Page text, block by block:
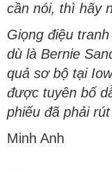
cần nói, thì hãy
Giọng điệu
dù là Bernie
quả sơ bộ tại
được tuyên bố
phiếu đã phải
Minh Anh